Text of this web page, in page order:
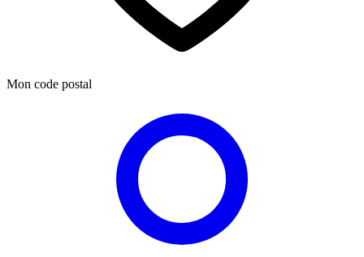
Mon code postal